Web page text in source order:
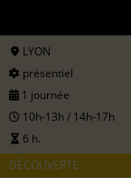
LYON
présentiel
1 journée
10h-13h / 14h-17h
6 h.
DÉCOUVERTE